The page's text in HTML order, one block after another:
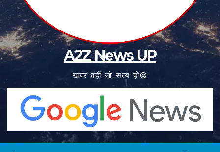
A2Z News UP
खबर वहीं जो सत्य हो©